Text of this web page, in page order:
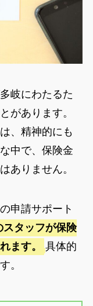
岐にわたるた
があります。
、精神的にも
中で、保険金
ありません。
申請サポート
スタッフが保険
ます。
具体的
。